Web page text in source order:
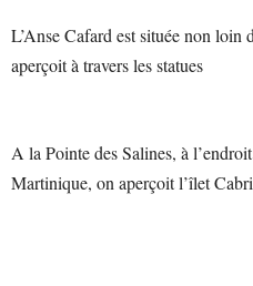
L’Anse Cafard est située non loin
aperçoit à travers les statues
A la Pointe des Salines, à
Martinique, on aperçoit l’îlet